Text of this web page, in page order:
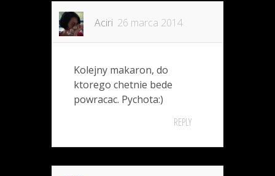
Aciri 26 marca 2014
Kolejny makaron, do
ktorego chetnie bede
powracac. Pychota:)
REPLY